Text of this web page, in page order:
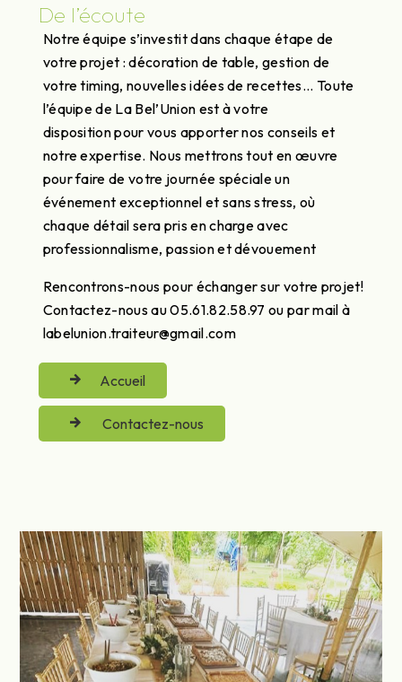
De l’écoute
Notre équipe s’investit dans chaque étape de
votre projet : décoration de table, gestion de
votre timing, nouvelles idées de recettes... Toute
l’équipe de La Bel’Union est à votre
disposition pour vous apporter nos conseils et
notre expertise. Nous mettrons tout en œuvre
pour faire de votre journée spéciale un
événement exceptionnel et sans stress, où
chaque détail sera pris en charge avec
professionnalisme, passion et dévouement
Rencontrons-nous pour échanger sur votre projet!
Contactez-nous au 05.61.82.58.97 ou par mail à
labelunion.traiteur@gmail.com
Accueil
Contactez-nous